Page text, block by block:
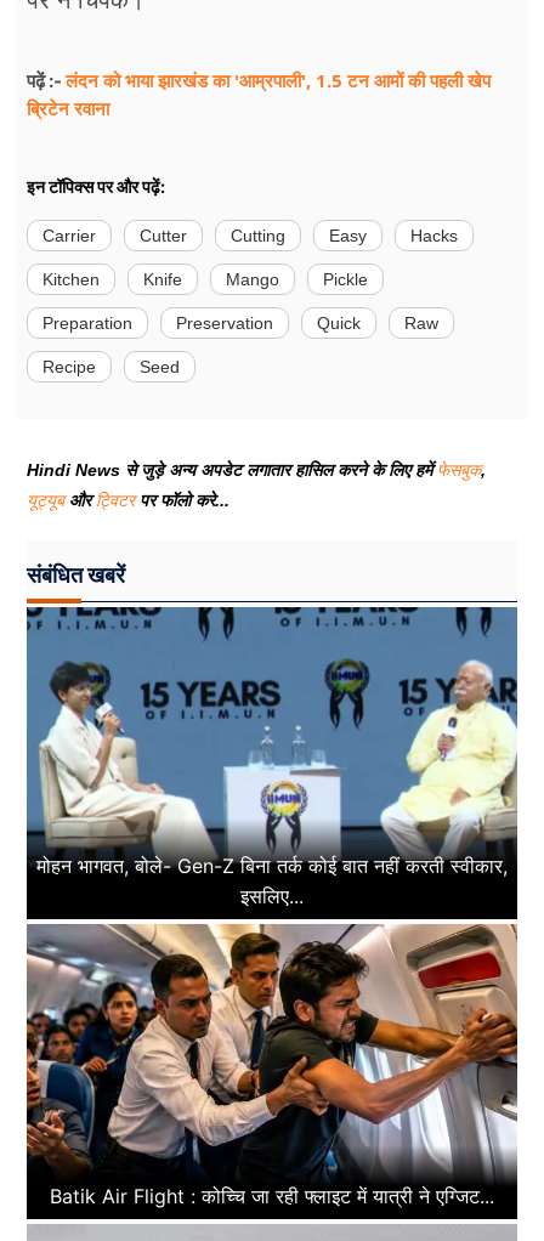
पढ़ें :-लंदन को भाया झारखंड का 'आम्रपाली', 1.5 टन आमों की पहली खेप
ब्रिटेन रवाना
इन टॉपिक्स पर और पढ़ें:
Carrier Cutter Cutting Easy Hacks
Kitchen Knife Mango Pickle
Preparation Preservation Quick Raw
Recipe Seed
Hindi News से जुड़े अन्य अपडेट लगातार हासिल करने के लिए हमेंफेसबुक,
यूट्यूबऔरट्विटरपर फॉलो करे...
संबंधित खबरें
मोहन भागवत, बोले- Gen-Z बिना तर्क कोई बात नहीं करती स्वीकार,
इसलिए...
Batik Air Flight : कोच्चि जा रही फ्लाइट में यात्री ने एग्जिट...